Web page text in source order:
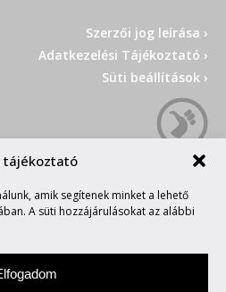
tájékoztató
amik segítenek minket a lehető
A süti hozzájárulásokat az alábbi
Szerzői jog leírása ›
Adatkezelési Tájékoztató ›
Süti beállítások ›